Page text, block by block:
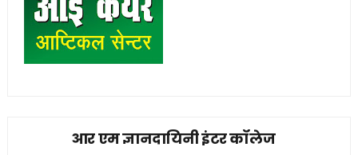
आर एम ज्ञानदायिनी इंटर कॉलेज